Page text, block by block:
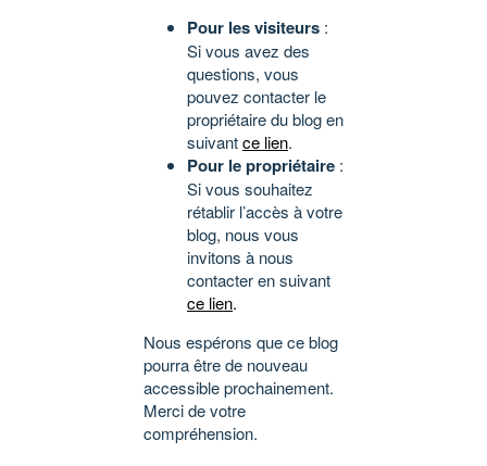
Pour les visiteurs :
Si vous avez des
questions, vous
pouvez contacter le
propriétaire du blog en
suivantce lien.
Pour le propriétaire :
Si vous souhaitez
rétablir l’accès à votre
blog, nous vous
invitons à nous
contacter en suivant
ce lien.
Nous espérons que ce blog
pourra être de nouveau
accessible prochainement.
Merci de votre
compréhension.